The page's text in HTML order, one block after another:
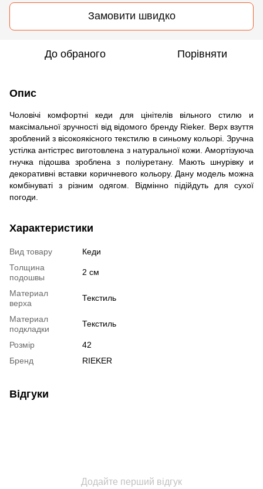
Замовити швидко
До обраного Порівняти
Опис
Чоловічі комфортні кеди для цінітелів вільного стилю и
максімальної зручності від відомого бренду Rieker. Верх взуття
зроблений з вісокоякісного текстилю в синьому кольорі. Зручна
устілка антістрес виготовлена ​​з натуральної кожи. Амортізуюча
гнучка підошва зроблена з поліуретану. Мають шнурівку и
декоративні вставки коричневого кольору. Дану модель можна
комбінуваті з різним одягом. Відмінно підійдуть для сухої
погоди.
Характеристики
Вид товару
Кеди
Толщина
подошвы
2 см
Материал
верха
Текстиль
Материал
подкладки
Текстиль
Розмір
42
Бренд
RIEKER
Відгуки
Додайте перший відгук